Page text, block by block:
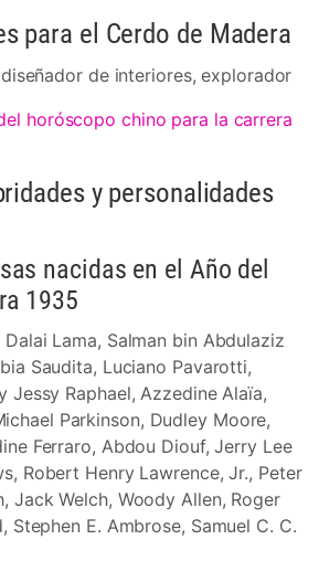
para el Cerdo de Madera
de interiores, explorador
horóscopo chino para la carrera
y personalidades
nacidas en el Año del
1935
Dalai Lama, Salman bin Abdulaziz
Saudita, Luciano Pavarotti,
Jessy Raphael, Azzedine Alaïa,
Parkinson, Dudley Moore,
Ferraro, Abdou Diouf, Jerry Lee
Robert Henry Lawrence, Jr., Peter
Jack Welch, Woody Allen, Roger
Stephen E. Ambrose, Samuel C. C.